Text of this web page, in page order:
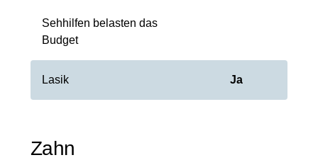
Sehhilfen belasten das
Budget
Lasik Ja
Zahn